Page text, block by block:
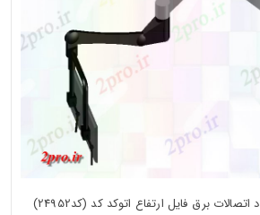
برق فایل ارتفاع اتوکد کد (کد24952)